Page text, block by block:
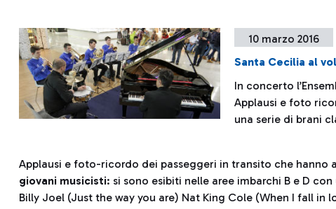
10 marzo 2016
Santa Cecilia al
In concerto
Applausi e foto
una serie di brani
Applausi e foto-ricordo dei passeggeri in transito che hanno
giovani musicisti: si sono esibiti nelle aree imbarchi B e D
Billy Joel (Just the way you are) Nat King Cole (When I fall in